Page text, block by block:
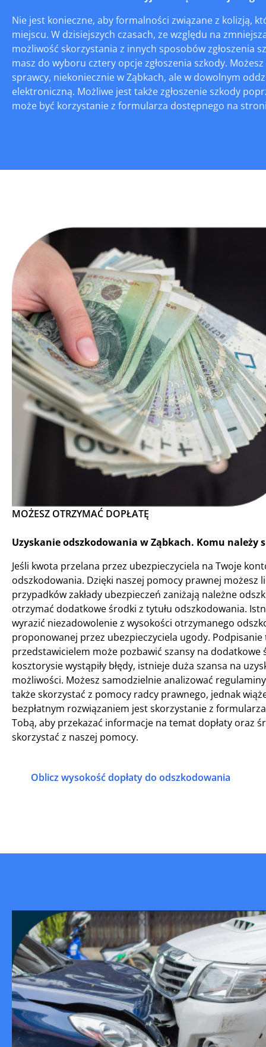
Nie jest konieczne, aby formalności związane z kolizją,
miejscu. W dzisiejszych czasach, ze względu na
możliwość skorzystania z innych sposobów zgłoszenia
masz do wyboru cztery opcje zgłoszenia szkody.
sprawcy, niekoniecznie w Ząbkach, ale w dowolnym
elektroniczną. Możliwe jest także zgłoszenie szkody
może być korzystanie z formularza dostępnego na
MOŻESZ OTRZYMAĆ DOPŁATĘ
Uzyskanie odszkodowania w Ząbkach. Komu należy
Jeśli kwota przelana przez ubezpieczyciela na Twoje
odszkodowania. Dzięki naszej pomocy prawnej możesz
przypadków zakłady ubezpieczeń zaniżają należne
otrzymać dodatkowe środki z tytułu odszkodowania.
wyrazić niezadowolenie z wysokości otrzymanego
proponowanej przez ubezpieczyciela ugody.
przedstawicielem może pozbawić szansy na dodatkowe
kosztorysie wystąpiły błędy, istnieje duża szansa na
możliwości. Możesz samodzielnie analizować
także skorzystać z pomocy radcy prawnego, jednak
bezpłatnym rozwiązaniem jest skorzystanie z
Tobą, aby przekazać informacje na temat dopłaty oraz
skorzystać z naszej pomocy.
Oblicz wysokość dopłaty do odszkodowania